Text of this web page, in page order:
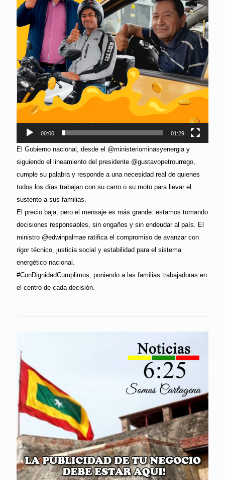
00:00 01:29
El Gobierno nacional, desde el @ministeriominasyenergia y
siguiendo el lineamiento del presidente @gustavopetrourrego,
cumple su palabra y responde a una necesidad real de quienes
todos los días trabajan con su carro o su moto para llevar el
sustento a sus familias.
El precio baja, pero el mensaje es más grande: estamos tomando
decisiones responsables, sin engaños y sin endeudar al país. El
ministro @edwinpalmae ratifica el compromiso de avanzar con
rigor técnico, justicia social y estabilidad para el sistema
energético nacional.
#ConDignidadCumplimos, poniendo a las familias trabajadoras en
el centro de cada decisión.